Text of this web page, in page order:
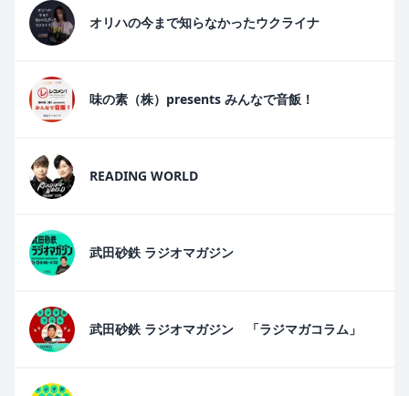
オリハの今まで知らなかったウクライナ
味の素（株）presents みんなで音飯！
READING WORLD
武田砂鉄 ラジオマガジン
武田砂鉄 ラジオマガジン 「ラジマガコラム」